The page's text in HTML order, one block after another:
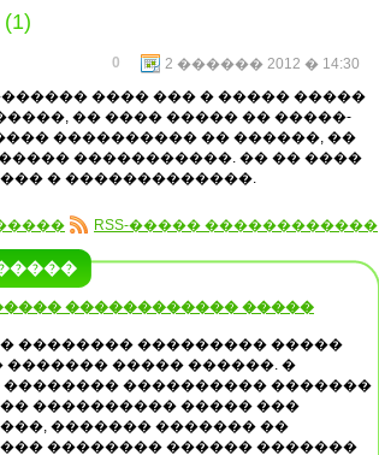
2 ������ 2012 � 14:30
0
���� ��� � ����� �����
�� ���� ����� �� �����-
���������� �� ������, ��
�����������. �� �� ����
� �������������.
RSS-����� ������������
������������ �����
�������� ��������� �����
������� ����� ������. �
�������� ���������� �������
���������� ����� ���
������� ������� ��
�������� ������ �������